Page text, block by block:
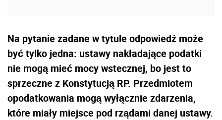
Na pytanie zadane w tytule odpowiedź może
być tylko jedna: ustawy nakładające podatki
nie mogą mieć mocy wstecznej, bo jest to
sprzeczne z Konstytucją RP. Przedmiotem
opodatkowania mogą wyłącznie zdarzenia,
które miały miejsce pod rządami danej ustawy.